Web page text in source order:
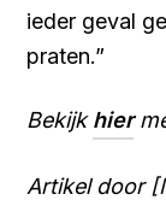
ieder geval
praten.”
Bekijkhier
Artikel door